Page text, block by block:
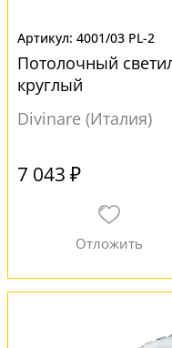
4001/03 PL-2
Потолочный
круглый
Divinare (Италия)
7 043 ₽